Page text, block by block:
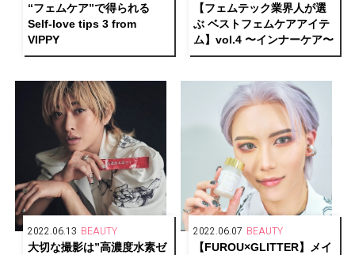
“フェムケア”で得られる
Self-love tips 3 from
VIPPY
【フェムテック業界人が選
ぶ ベストフェムケアアイテ
ム】vol.4 〜インナーケア〜
2022.06.13 BEAUTY
大切な撮影は”高濃度水素ゼ
2022.06.07 BEAUTY
【FUROU×GLITTER】メイ